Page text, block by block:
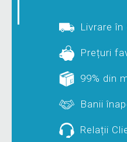
Livrare
Prețuri
99% din
Banii
Relații